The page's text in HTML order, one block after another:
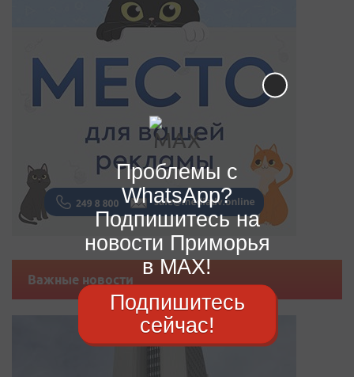
Важные новости
Проблемы с
WhatsApp?
Подпишитесь на
новости Приморья
в MAX!
Подпишитесь
сейчас!